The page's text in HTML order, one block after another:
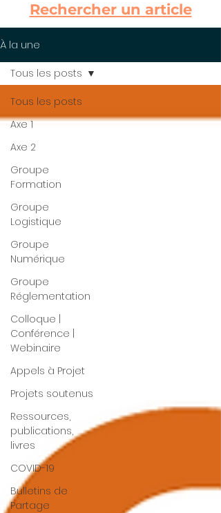
Rechercher un article
À la une
Tous les posts
Axe 1
Axe 2
Groupe
Formation
Groupe
Logistique
Groupe
Numérique
Groupe
Réglementation
Colloque |
Conférence |
Webinaire
Appels à Projet
Projets soutenus
Ressources,
publications,
livres
COVID-19
Bulletins de
Partage
Tous les posts